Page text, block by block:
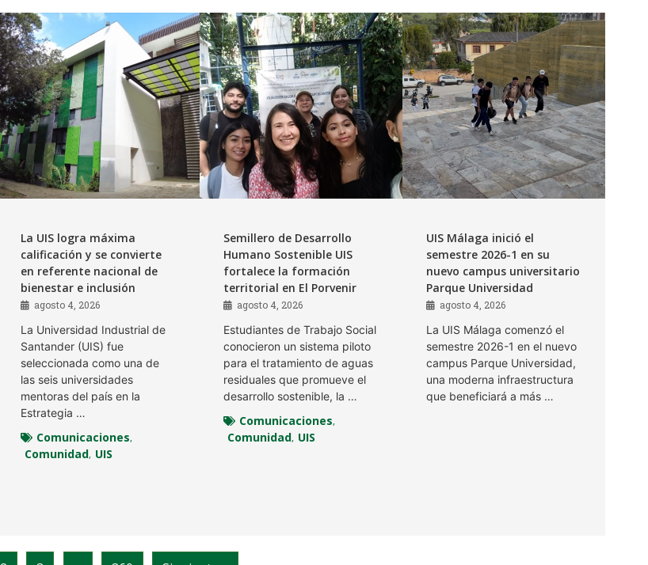
La UIS logra máxima
calificación y se convierte
en referente nacional de
bienestar e inclusión
agosto 4, 2026
La Universidad Industrial de
Santander (UIS) fue
seleccionada como una de
las seis universidades
mentoras del país en la
Estrategia …
Comunicaciones,
Comunidad, UIS
Semillero de Desarrollo
Humano Sostenible UIS
fortalece la formación
territorial en El Porvenir
agosto 4, 2026
Estudiantes de Trabajo Social
conocieron un sistema piloto
para el tratamiento de aguas
residuales que promueve el
desarrollo sostenible, la …
Comunicaciones,
Comunidad, UIS
UIS Málaga inició el
semestre 2026-1 en su
nuevo campus universitario
Parque Universidad
agosto 4, 2026
La UIS Málaga comenzó el
semestre 2026-1 en el nuevo
campus Parque Universidad,
una moderna infraestructura
que beneficiará a más …